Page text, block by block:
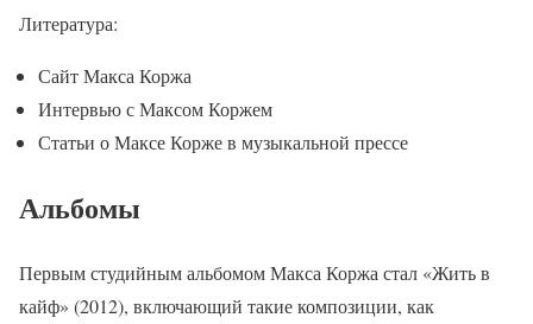
Литература:
Сайт Макса Коржа
Интервью с Максом Коржем
Статьи о Максе Корже в музыкальной прессе
Альбомы
Первым студийным альбомом Макса Коржа стал «Жить в
кайф» (2012), включающий такие композиции, как